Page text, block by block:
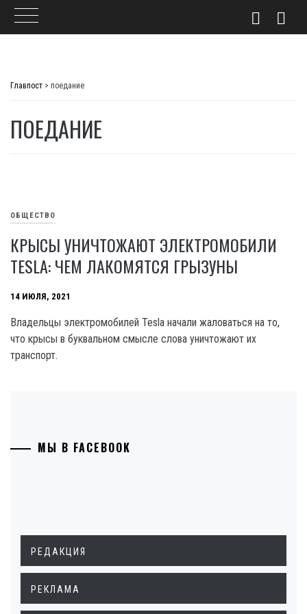
Главпост > поедание
ПОЕДАНИЕ
ОБЩЕСТВО
КРЫСЫ УНИЧТОЖАЮТ ЭЛЕКТРОМОБИЛИ
TESLA: ЧЕМ ЛАКОМЯТСЯ ГРЫЗУНЫ
14 ИЮЛЯ, 2021
Владельцы электромобилей Tesla начали жаловаться на то,
что крысы в буквальном смысле слова уничтожают их
транспорт.
МЫ В FACEBOOK
РЕДАКЦИЯ
РЕКЛАМА